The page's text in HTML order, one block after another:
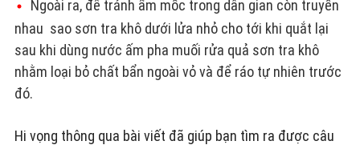
Ngoài ra, để tránh ẩm mốc trong dân gian còn truyền
nhau sao sơn tra khô dưới lửa nhỏ cho tới khi quắt lại
sau khi dùng nước ấm pha muối rửa quả sơn tra khô
nhằm loại bỏ chất bẩn ngoài vỏ và để ráo tự nhiên trước
đó.
Hi vọng thông qua bài viết đã giúp bạn tìm ra được câu